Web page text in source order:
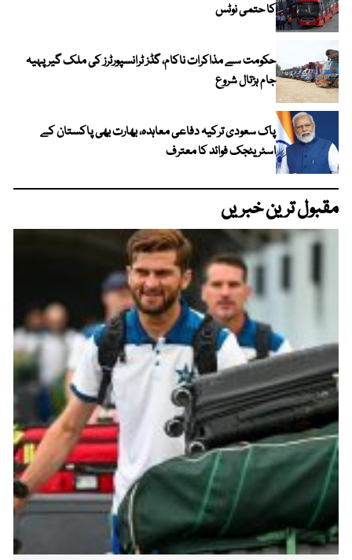
کا حتمی نوٹس
حکومت سے مذاکرات ناکام، گڈز ٹرانسپورٹرز کی ملک گیر پہیہ
جام ہڑتال شروع
پاک سعودی ترکیہ دفاعی معاہدہ، بھارت بھی پاکستان کے
اسٹریٹجک فوائد کا معترف
مقبول ترین خبریں